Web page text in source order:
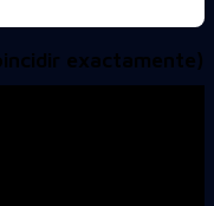
exactamente)